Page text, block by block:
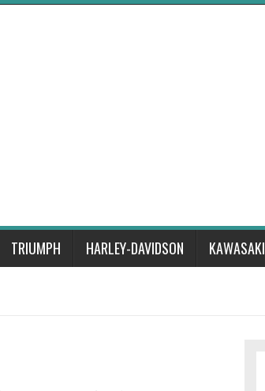
TRIUMPH HARLEY-DAVIDSON KAWASAKI